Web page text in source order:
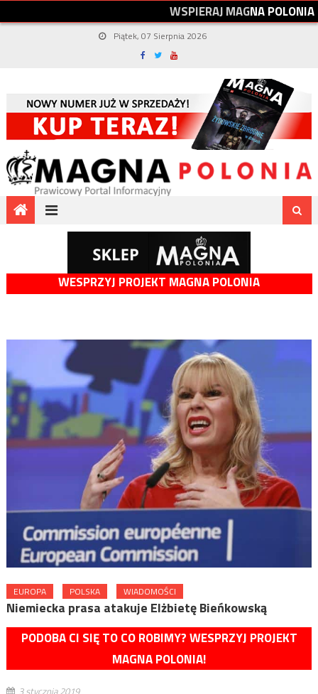
WSPIERAJMAGNAPOLONIA
Piątek, 07 Sierpnia 2026
WESPRZYJ PROJEKT MAGNA POLONIA
EUROPA POLSKA WIADOMOŚCI
Niemiecka prasa atakuje Elżbietę Bieńkowską
PODOBA CI SIĘ TO CO ROBIMY? WESPRZYJ PROJEKT
MAGNA POLONIA!